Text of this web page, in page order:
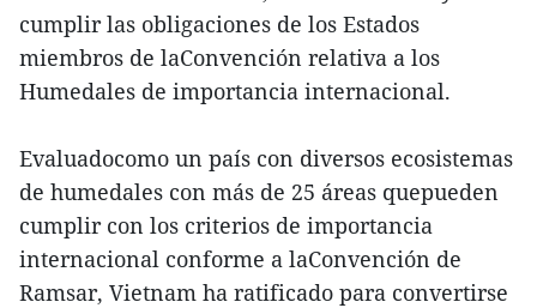
cumplir las obligaciones de los Estados
miembros de laConvención relativa a los
Humedales de importancia internacional.
Evaluadocomo un país con diversos ecosistemas
de humedales con más de 25 áreas quepueden
cumplir con los criterios de importancia
internacional conforme a laConvención de
Ramsar, Vietnam ha ratificado para convertirse